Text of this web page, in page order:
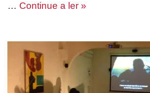
… Continue a ler »